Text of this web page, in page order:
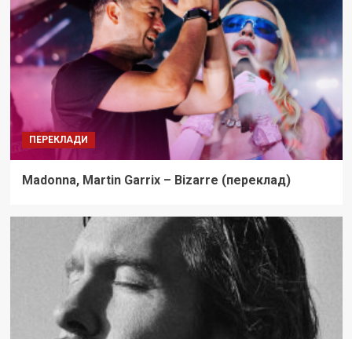
ПЕРЕКЛАДИ
Madonna, Martin Garrix – Bizarre (переклад)